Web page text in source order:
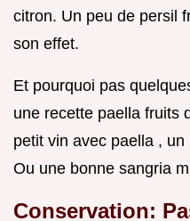
citron. Un peu de persil
son effet.
Et pourquoi pas
une recette paella fruits
petit vin avec paella ,
Ou une bonne sangria
Conservation: